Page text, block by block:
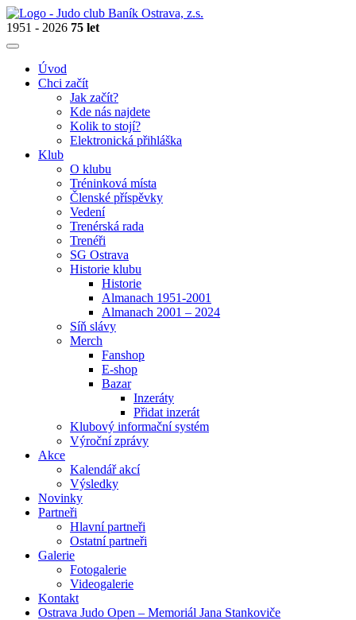
1951 - 2026 75 let
Úvod
Chci začít
Jak začít?
Kde nás najdete
Kolik to stojí?
Elektronická přihláška
Klub
O klubu
Tréninková místa
Členské příspěvky
Vedení
Trenérská rada
Trenéři
SG Ostrava
Historie klubu
Historie
Almanach 1951-2001
Almanach 2001 – 2024
Síň slávy
Merch
Fanshop
E-shop
Bazar
Inzeráty
Přidat inzerát
Klubový informační systém
Výroční zprávy
Akce
Kalendář akcí
Výsledky
Novinky
Partneři
Hlavní partneři
Ostatní partneři
Galerie
Fotogalerie
Videogalerie
Kontakt
Ostrava Judo Open – Memoriál Jana Stankoviče